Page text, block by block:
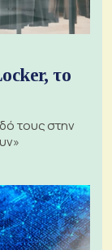
το
τους στην